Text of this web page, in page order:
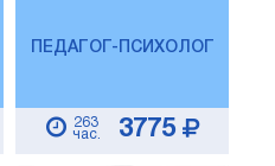
ПЕДАГОГ-ПСИХОЛОГ
263
час.
3775